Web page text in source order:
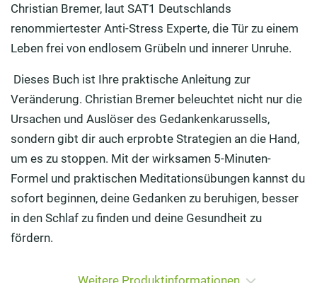
Christian Bremer, laut SAT1 Deutschlands
renommiertester Anti-Stress Experte, die Tür zu einem
Leben frei von endlosem Grübeln und innerer Unruhe.
Dieses Buch ist Ihre praktische Anleitung zur
Veränderung. Christian Bremer beleuchtet nicht nur die
Ursachen und Auslöser des Gedankenkarussells,
sondern gibt dir auch erprobte Strategien an die Hand,
um es zu stoppen. Mit der wirksamen 5-Minuten-
Formel und praktischen Meditationsübungen kannst du
sofort beginnen, deine Gedanken zu beruhigen, besser
in den Schlaf zu finden und deine Gesundheit zu
fördern.
Weitere Produktinformationen